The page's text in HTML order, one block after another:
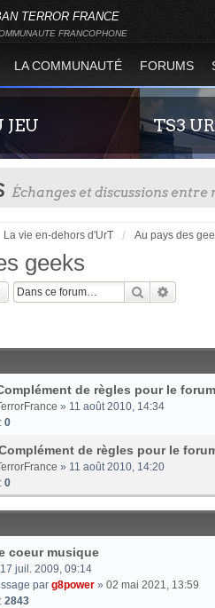
TERROR FRANCE
FRANCOPHONE
LA COMMUNAUTÉ FORUMS
JEU
l'inscription sur le
!
TS3
Envie de
Échanges et discussions
La vie en-dehors d'UrT Au pays des
geeks
Rechercher
de règles pour le
» 11 août 2010, 14:34
0
de règles pour le
» 11 août 2010, 14:20
0
coeur musique
juil. 2009, 09:14
par g8power » 02 mai 2021, 13:59
2843